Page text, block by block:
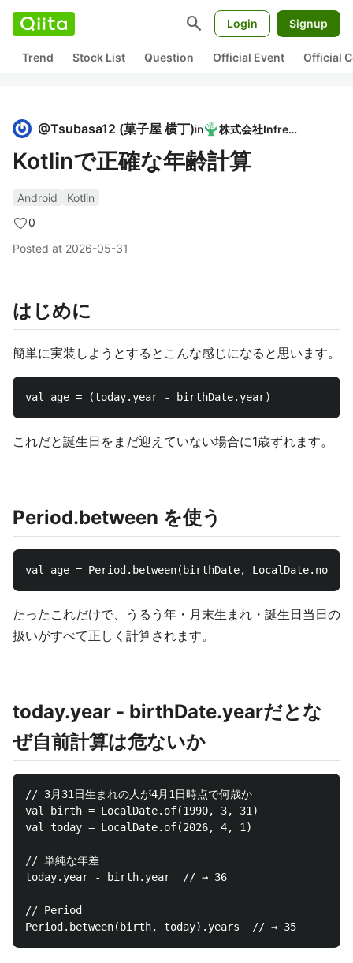
search Login Signup
Trend Stock List Question Official Event Official
@Tsubasa12 (菓子屋 横丁)in 株式会社Infreed
Kotlinで正確な年齢計算
Android
Kotlin
0
Posted at 2026-05-31
はじめに
簡単に実装しようとするとこんな感じになると思います。
これだと誕生日をまだ迎えていない場合に1歳ずれます。
Period.between を使う
たったこれだけで、うるう年・月末生まれ・誕生日当日の
扱いがすべて正しく計算されます。
today.year - birthDate.yearだとな
ぜ自前計算は危ないか
// 3月31日生まれの人が4月1日時点で何歳か
val birth = LocalDate.of(1990, 3, 31)
val today = LocalDate.of(2026, 4, 1)
// 単純な年差
today.year - birth.year  // → 36
// Period